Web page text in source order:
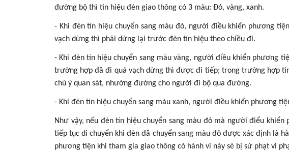
đường bộ thì tín hiệu đèn giao thông có 3 màu: Đỏ, vàng, xanh.
- Khi đèn tín hiệu chuyển sang màu đỏ, người điều khiển phương
vạch dừng thì phải dừng lại trước đèn tín hiệu theo chiều đi.
- Khi đèn tín hiệu chuyển sang màu vàng, người điều khiển phương
trường hợp đã đi quá vạch dừng thì được đi tiếp; trong trường hợp
chú ý quan sát, nhường đường cho người đi bộ qua đường.
- Khi đèn tín hiệu chuyển sang màu xanh, người điều khiển phương
Như vậy, nếu đèn tín hiệu chuyển sang màu đỏ mà người điểu
tiếp tục di chuyển khi đèn đã chuyển sang màu đỏ được xác định là
phương tiện khi tham gia giao thông có hành vi này sẽ bị sử phạt vi